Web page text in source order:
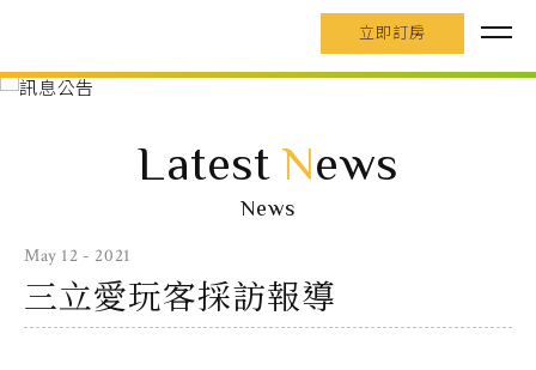
立即訂房
Latest News
News
May 12 - 2021
三立愛玩客採訪報導